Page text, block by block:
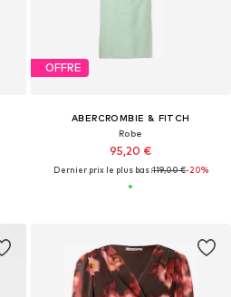
OFFRE
ABERCROMBIE & FITCH
Robe
95,20 €
Dernier prix le plus bas :119,00 €-20%